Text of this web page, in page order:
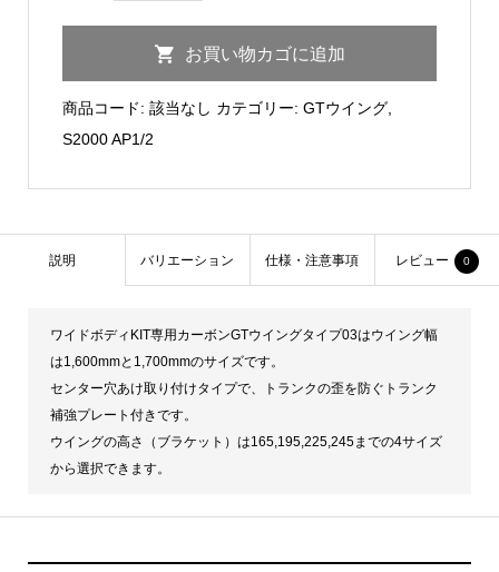
Carbon
Type
お買い物カゴに追加
商品コード: 該当なし カテゴリー: GTウイング,
S2000 AP1/2
説明 バリエーション 仕様・注意事項 レビュー 0
ワイドボディKIT専用カーボンGTウイングタイプ03はウイング幅
は1,600mmと1,700mmのサイズです。
センター穴あけ取り付けタイプで、トランクの歪を防ぐトランク
補強プレート付きです。
ウイングの高さ（ブラケット）は165,195,225,245までの4サイズ
から選択できます。